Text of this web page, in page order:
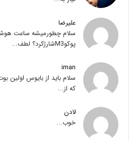
علیرضا
سلام چطورمیشه ساعت
پوکوM3شارژکرد؟ لطف...
iman
سلام باید از بایوس
که از...
لادن
خوب...